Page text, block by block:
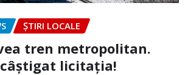
ȘTIRI LOCALE
tren metropolitan.
câștigat licitația!